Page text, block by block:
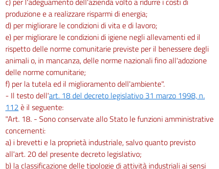
produzione e a realizzare risparmi di energia;
d) per migliorare le condizioni di vita e di lavoro;
e) per migliorare le condizioni di igiene negli allevamenti ed il
rispetto delle norme comunitarie previste per il benessere degli
animali o, in mancanza, delle norme nazionali fino all'adozione
delle norme comunitarie;
f) per la tutela ed il miglioramento dell'ambiente".
- Il testo dell'art. 18 del decreto legislativo 31 marzo 1998, n.
112 è il seguente:
"Art. 18. - Sono conservate allo Stato le funzioni amministrative
concernenti:
a) i brevetti e la proprietà industriale, salvo quanto previsto
all'art. 20 del presente decreto legislativo;
b) la classificazione delle tipologie di attività industriali ai sensi